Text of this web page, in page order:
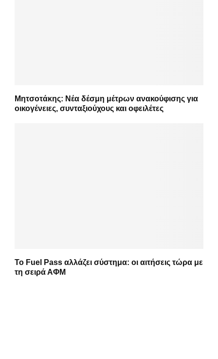
Μητσοτάκης: Νέα δέσμη μέτρων ανακούφισης για
οικογένειες, συνταξιούχους και οφειλέτες
Το Fuel Pass αλλάζει σύστημα: οι αιτήσεις τώρα με
τη σειρά ΑΦΜ